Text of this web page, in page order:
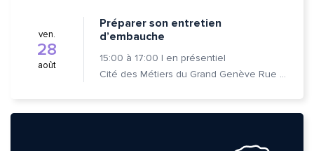
ven.
28
août
Préparer son entretien
d’embauche
15:00 à 17:00 | en présentiel
Cité des Métiers du Grand Genève Rue Prévost-Martin 6 1205 Genève